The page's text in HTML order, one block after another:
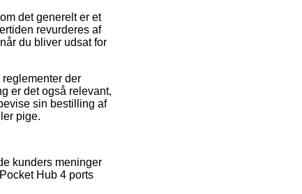
det generelt er et
revurderes af
du bliver udsat for
der
er det også relevant,
sin bestilling af
pige.
kunders meninger
Hub 4 ports